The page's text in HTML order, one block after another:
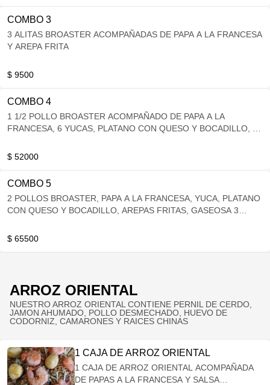
COMBO 3
3 ALITAS BROASTER ACOMPAÑADAS DE PAPA A LA FRANCESA
Y AREPA FRITA
$ 9500
COMBO 4
1 1/2 POLLO BROASTER ACOMPAÑADO DE PAPA A LA
FRANCESA, 6 YUCAS, PLATANO CON QUESO Y BOCADILLO, 6
$ 52000
COMBO 5
2 POLLOS BROASTER, PAPA A LA FRANCESA, YUCA, PLATANO
CON QUESO Y BOCADILLO, AREPAS FRITAS, GASEOSA 3
$ 65500
ARROZ ORIENTAL
NUESTRO ARROZ ORIENTAL CONTIENE PERNIL DE CERDO,
JAMON AHUMADO, POLLO DESMECHADO, HUEVO DE
CODORNIZ, CAMARONES Y RAICES CHINAS
1 CAJA DE ARROZ ORIENTAL
1 CAJA DE ARROZ ORIENTAL ACOMPAÑADA
DE PAPAS A LA FRANCESA Y SALSA